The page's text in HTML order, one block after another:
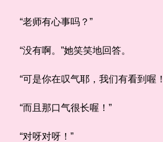
“老师有心事吗？”
“没有啊。”她笑笑地回答。
“可是你在叹气耶，我们有看到喔
“而且那口气很长喔！”
“对呀对呀！”